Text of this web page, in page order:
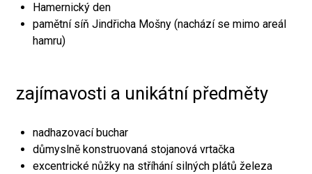
Hamernický den
pamětní síň Jindřicha Mošny (nachází se mimo areál
hamru)
zajímavosti a unikátní předměty
nadhazovací buchar
důmyslně konstruovaná stojanová vrtačka
excentrické nůžky na stříhání silných plátů železa